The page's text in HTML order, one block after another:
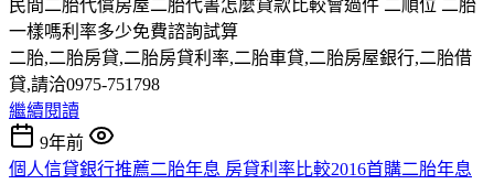
民間二胎代償房屋二胎代書怎麼貸款比較會過件 二順位 二胎
一樣嗎利率多少免費諮詢試算
二胎,二胎房貸,二胎房貸利率,二胎車貸,二胎房屋銀行,二胎借
貸,請洽0975-751798
繼續閱讀
9年前
個人信貸銀行推薦二胎年息 房貸利率比較2016首購二胎年息